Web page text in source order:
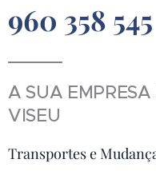
960 358 545
A SUA
VISEU
Transportes e